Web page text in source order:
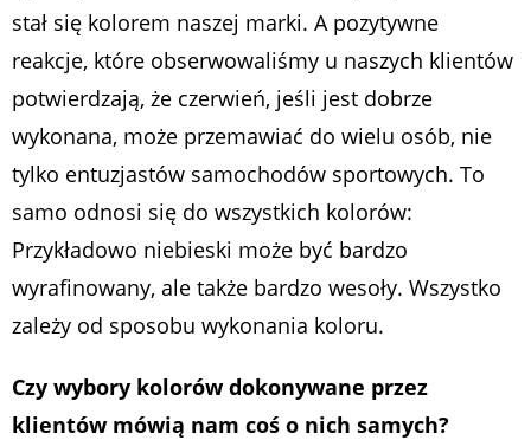
stał się kolorem naszej marki. A pozytywne
reakcje, które obserwowaliśmy u naszych klientów
potwierdzają, że czerwień, jeśli jest dobrze
wykonana, może przemawiać do wielu osób, nie
tylko entuzjastów samochodów sportowych. To
samo odnosi się do wszystkich kolorów:
Przykładowo niebieski może być bardzo
wyrafinowany, ale także bardzo wesoły. Wszystko
zależy od sposobu wykonania koloru.
Czy wybory kolorów dokonywane przez
klientów mówią nam coś o nich samych?